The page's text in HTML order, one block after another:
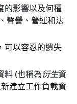
的影響以及何種
聲譽、營運和法
可以容忍的遺失
料 (也稱為衍生資
建立工作負載資